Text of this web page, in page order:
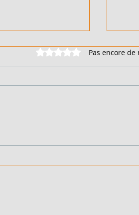
D'IVOIRE -
Noté 0 étoile sur 5.
Pas encore de